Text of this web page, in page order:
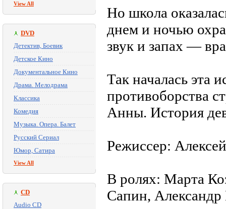
View All
DVD
Детектив, Боевик
Детское Кино
Документальное Кино
Драма. Мелодрама
Классика
Комедия
Музыка. Опера. Балет
Русский Сериал
Юмор, Сатира
View All
CD
Audio CD
Но школа
днем и ночью
звук и запах —
Так началась эта
противоборства
Анны. История
Режиссер:
В ролях: Марта
Сапин,